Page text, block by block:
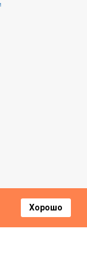
Хорошо